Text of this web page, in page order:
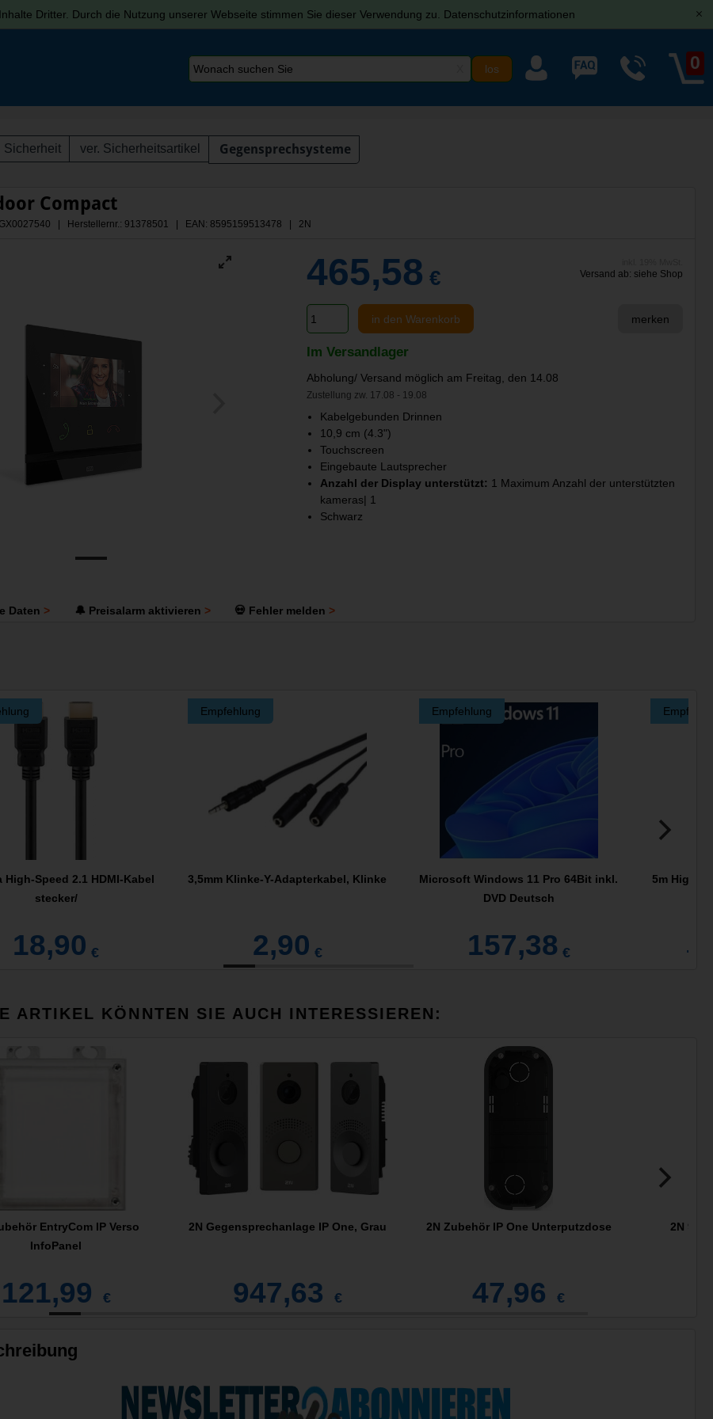
Dritter. Durch die Nutzung unserer Webseite stimmen Sie dieser Verwendung zu. Datenschutzinformationen [x]
0
Sicherheit ver. Sicherheitsartikel Gegensprechsysteme
Compact
| Herstellernr.: 91378501 | EAN: 8595159513478 | 2N
465,58 € Versand ab: siehe Shop
in den Warenkorb merken
Im Versandlager
Abholung/ Versand möglich am Freitag, den 14.08
Zustellung zw. 17.08 - 19.08
Kabelgebunden Drinnen
10,9 cm (4.3")
Touchscreen
Eingebaute Lautsprecher
Anzahl der Display unterstützt: 1 Maximum Anzahl der unterstützten
kameras| 1
Schwarz
Daten 🔔 Preisalarm aktivieren 💀 Fehler melden
High-Speed 2.1 HDMI-Kabel
stecker/
18,90 €
Empfehlung
3,5mm Klinke-Y-Adapterkabel, Klinke
2,90 €
Empfehlung
Microsoft Windows 11 Pro 64Bit inkl.
DVD Deutsch
157,38 €
5m High
ARTIKEL KÖNNTEN SIE AUCH INTERESSIEREN:
EntryCom IP Verso
InfoPanel
121,99 €
2N Gegensprechanlage IP One, Grau
947,63 €
2N Zubehör IP One Unterputzdose
47,96 €
2N